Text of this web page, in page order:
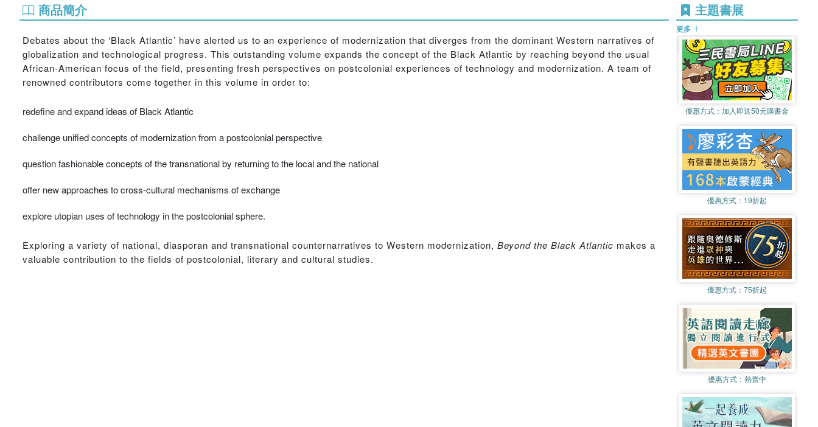
商品簡介
Debates about the ‘Black Atlantic’ have alerted us to an experience of modernization that diverges from the dominant Western narratives of
globalization and technological progress. This outstanding volume expands the concept of the Black Atlantic by reaching beyond the usual
African-American focus of the field, presenting fresh perspectives on postcolonial experiences of technology and modernization. A team of
renowned contributors come together in this volume in order to:
redefine and expand ideas of Black Atlantic
challenge unified concepts of modernization from a postcolonial perspective
question fashionable concepts of the transnational by returning to the local and the national
offer new approaches to cross-cultural mechanisms of exchange
explore utopian uses of technology in the postcolonial sphere.
Exploring a variety of national, diasporan and transnational counternarratives to Western modernization, Beyond the Black Atlantic makes a
valuable contribution to the fields of postcolonial, literary and cultural studies.
主題書展
更多
優惠方式： 加入即送50元購書金
優惠方式： 19折起
優惠方式： 75折起
優惠方式： 熱賣中